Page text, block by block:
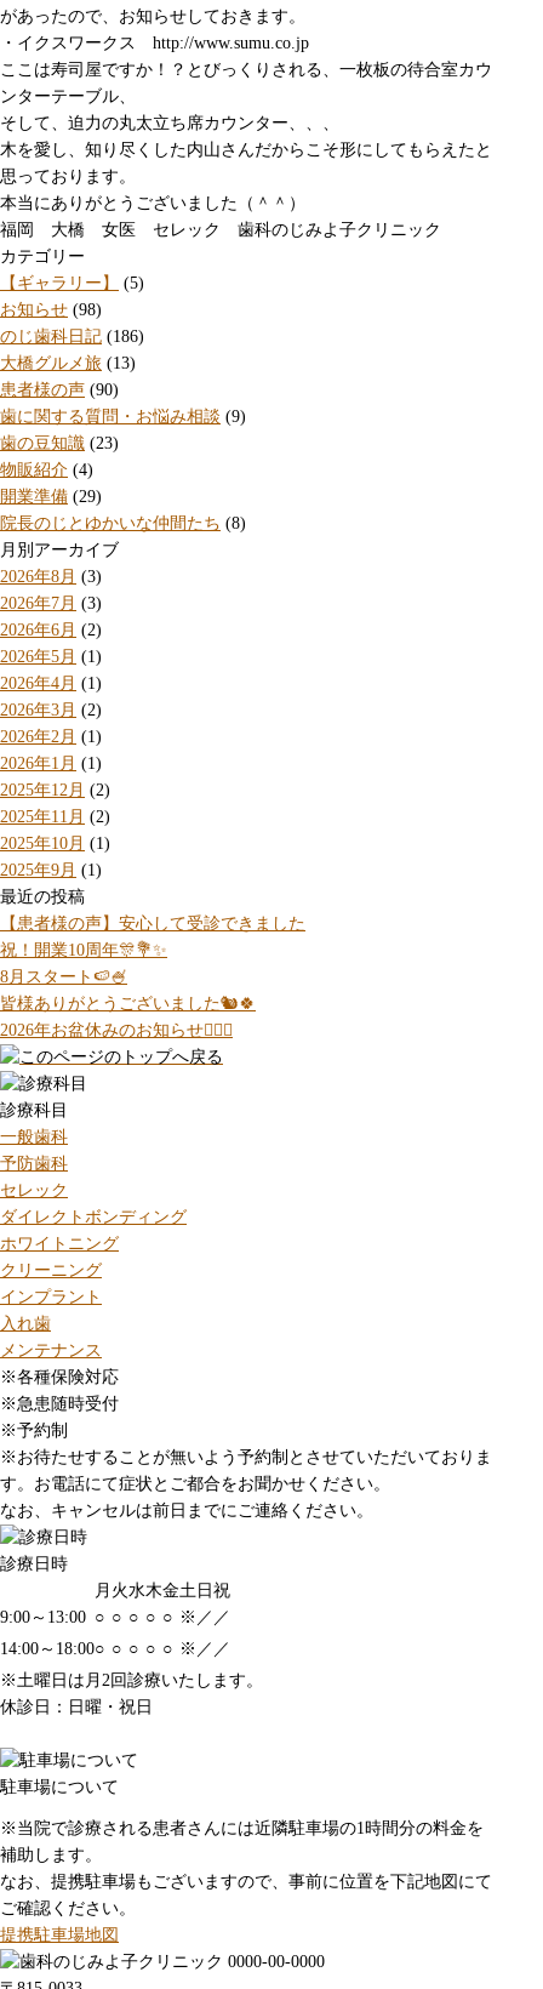
があったので、お知らせしておきます。
・イクスワークス http://www.sumu.co.jp
ここは寿司屋ですか！？とびっくりされる、一枚板の待合室カウ
ンターテーブル、
そして、迫力の丸太立ち席カウンター、、、
木を愛し、知り尽くした内山さんだからこそ形にしてもらえたと
思っております。
本当にありがとうございました（＾＾）
福岡 大橋 女医 セレック 歯科のじみよ子クリニック
カテゴリー
【ギャラリー】
(5)
お知らせ (98)
のじ歯科日記 (186)
大橋グルメ旅 (13)
患者様の声 (90)
歯に関する質問・お悩み相談 (9)
歯の豆知識 (23)
物販紹介 (4)
開業準備 (29)
院長のじとゆかいな仲間たち (8)
月別アーカイブ
2026年8月 (3)
2026年7月 (3)
2026年6月 (2)
2026年5月 (1)
2026年4月 (1)
2026年3月 (2)
2026年2月 (1)
2026年1月 (1)
2025年12月 (2)
2025年11月 (2)
2025年10月 (1)
2025年9月 (1)
最近の投稿
【患者様の声】安心して受診できました
祝！開業10周年🎊💐✨
8月スタート🍉🍧
皆様ありがとうございました🐿️🍀
2026年お盆休みのお知らせ💁🏻‍♀️
診療科目
一般歯科
予防歯科
セレック
ダイレクトボンディング
ホワイトニング
クリーニング
インプラント
入れ歯
メンテナンス
※各種保険対応
※急患随時受付
※予約制
※お待たせすることが無いよう予約制とさせていただいておりま
す。お電話にて症状とご都合をお聞かせください。
なお、キャンセルは前日までにご連絡ください。
診療日時
月 火水木金土 日 祝
9:00～13:00 ○ ○ ○ ○ ○ ※ ／ ／
14:00～18:00○ ○ ○ ○ ○ ※ ／ ／
※土曜日は月2回診療いたします。
休診日：日曜・祝日
駐車場について
※当院で診療される患者さんには近隣駐車場の1時間分の料金を
補助します。
なお、提携駐車場もございますので、事前に位置を下記地図にて
ご確認ください。
提携駐車場地図